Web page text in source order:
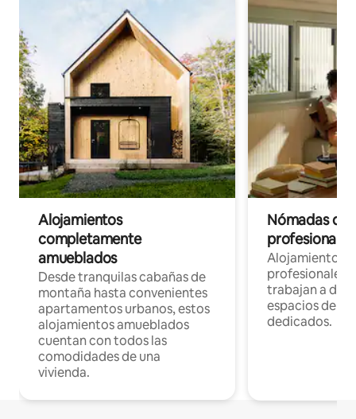
Alojamientos
completamente
amueblados
Desde tranquilas cabañas de
montaña hasta convenientes
apartamentos urbanos, estos
alojamientos amueblados
cuentan con todos las
comodidades de una
vivienda.
Nómadas
Alojamientos
profesionales
trabajan a
espacios de
dedicados.